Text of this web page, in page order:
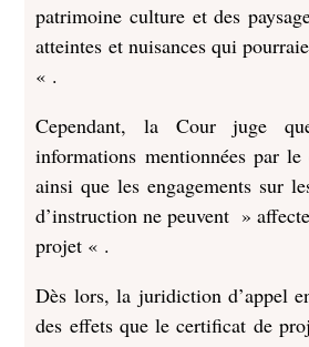
patrimoine culture et des
atteintes et nuisances qui
« .
Cependant, la Cour juge
informations mentionnées par
ainsi que les engagements sur
d’instruction ne peuvent »
projet « .
Dès lors, la juridiction d’appel
des effets que le certificat de